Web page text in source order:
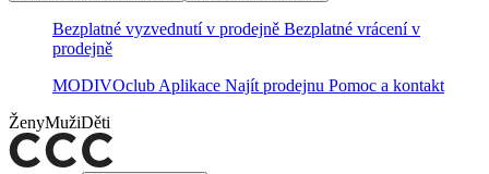
Bezplatné vyzvednutí v prodejně Bezplatné vrácení v
prodejně
MODIVOclub Aplikace Najít prodejnu Pomoc a kontakt
ŽenyMužiDěti